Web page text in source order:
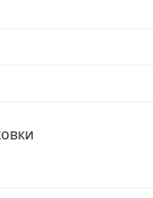
и мебельная